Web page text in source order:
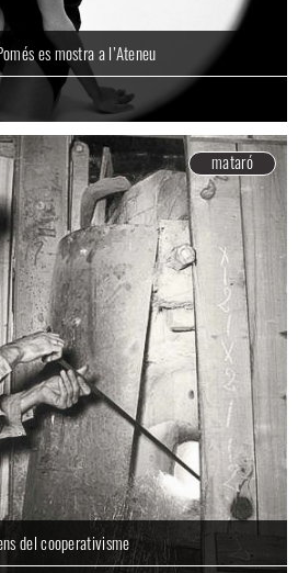
es mostra a l’Ateneu
mataró
del cooperativisme